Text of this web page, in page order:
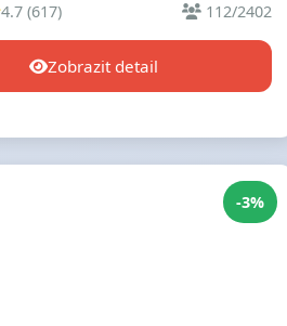
4.7 (617) 112/2402
Zobrazit detail
-3%